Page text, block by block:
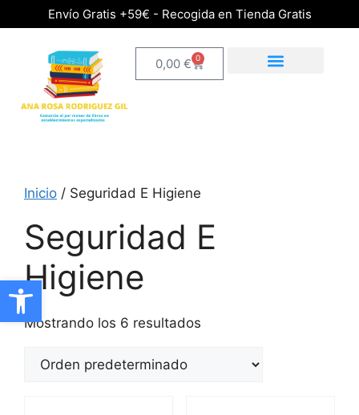
Abrir barra de herramientas
Envío Gratis +59€ - Recogida en Tienda Gratis
0,00 € 0
Inicio / Seguridad E Higiene
Seguridad E
Higiene
Mostrando los 6 resultados